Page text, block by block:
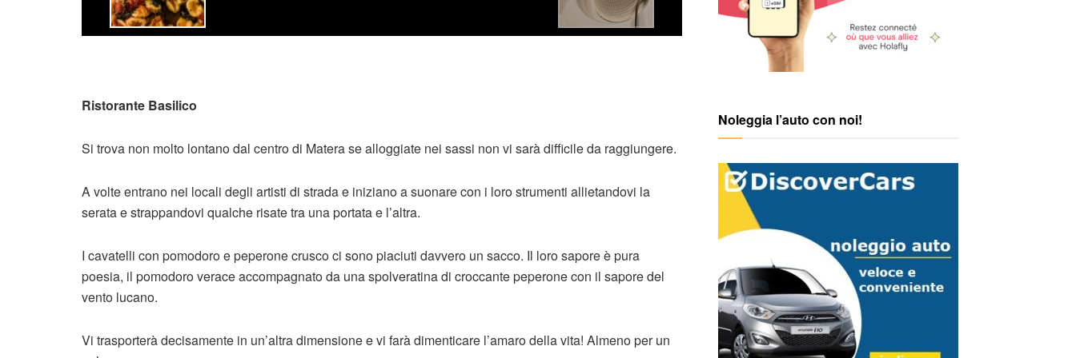
Ristorante Basilico
Si trova non molto lontano dal centro di Matera se alloggiate nei sassi non vi sarà difficile da raggiungere.
A volte entrano nei locali degli artisti di strada e iniziano a suonare con i loro strumenti allietandovi la
serata e strappandovi qualche risate tra una portata e l’altra.
I cavatelli con pomodoro e peperone crusco ci sono piaciuti davvero un sacco. Il loro sapore è pura
poesia, il pomodoro verace accompagnato da una spolveratina di croccante peperone con il sapore del
vento lucano.
Vi trasporterà decisamente in un’altra dimensione e vi farà dimenticare l’amaro della vita! Almeno per un
Noleggia l’auto con noi!